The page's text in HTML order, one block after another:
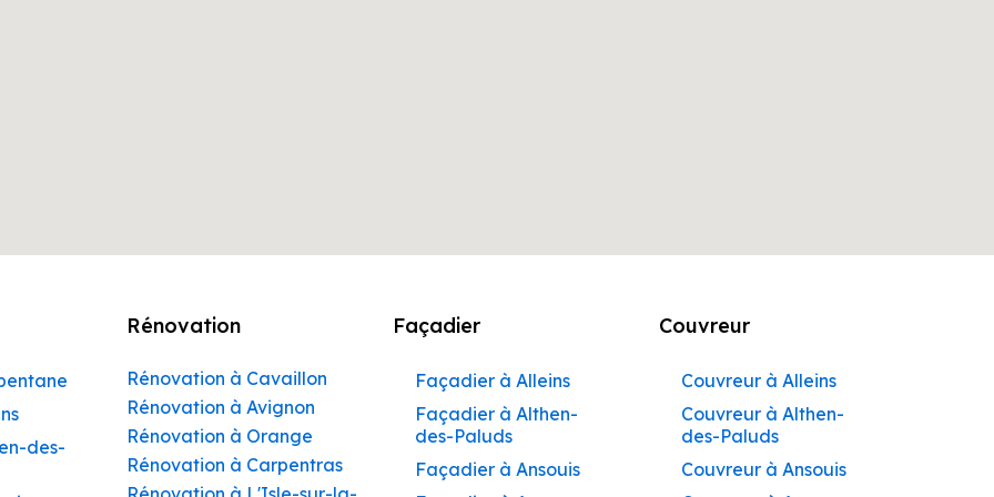
des-
Rénovation
Rénovation à Cavaillon
Rénovation à Avignon
Rénovation à Orange
Rénovation à Carpentras
Façadier
Façadier à Alleins
Façadier à Althen-
des-Paluds
Façadier à Ansouis
Couvreur
Couvreur à Alleins
Couvreur à Althen-
des-Paluds
Couvreur à Ansouis